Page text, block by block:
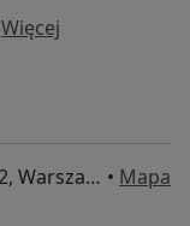
Więcej
Karola Szymanowskiego 5A lok.42, Warszawa • Mapa